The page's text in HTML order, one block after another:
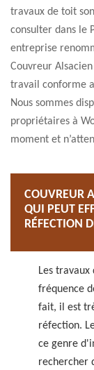
travaux de toit
consulter dans le
entreprise
Couvreur
travail conforme
Nous sommes
propriétaires à
moment et
COUVREUR
QUI PEUT
RÉFECTION
Les
fréquence
fait, il est
réfection.
ce genre
rechercher